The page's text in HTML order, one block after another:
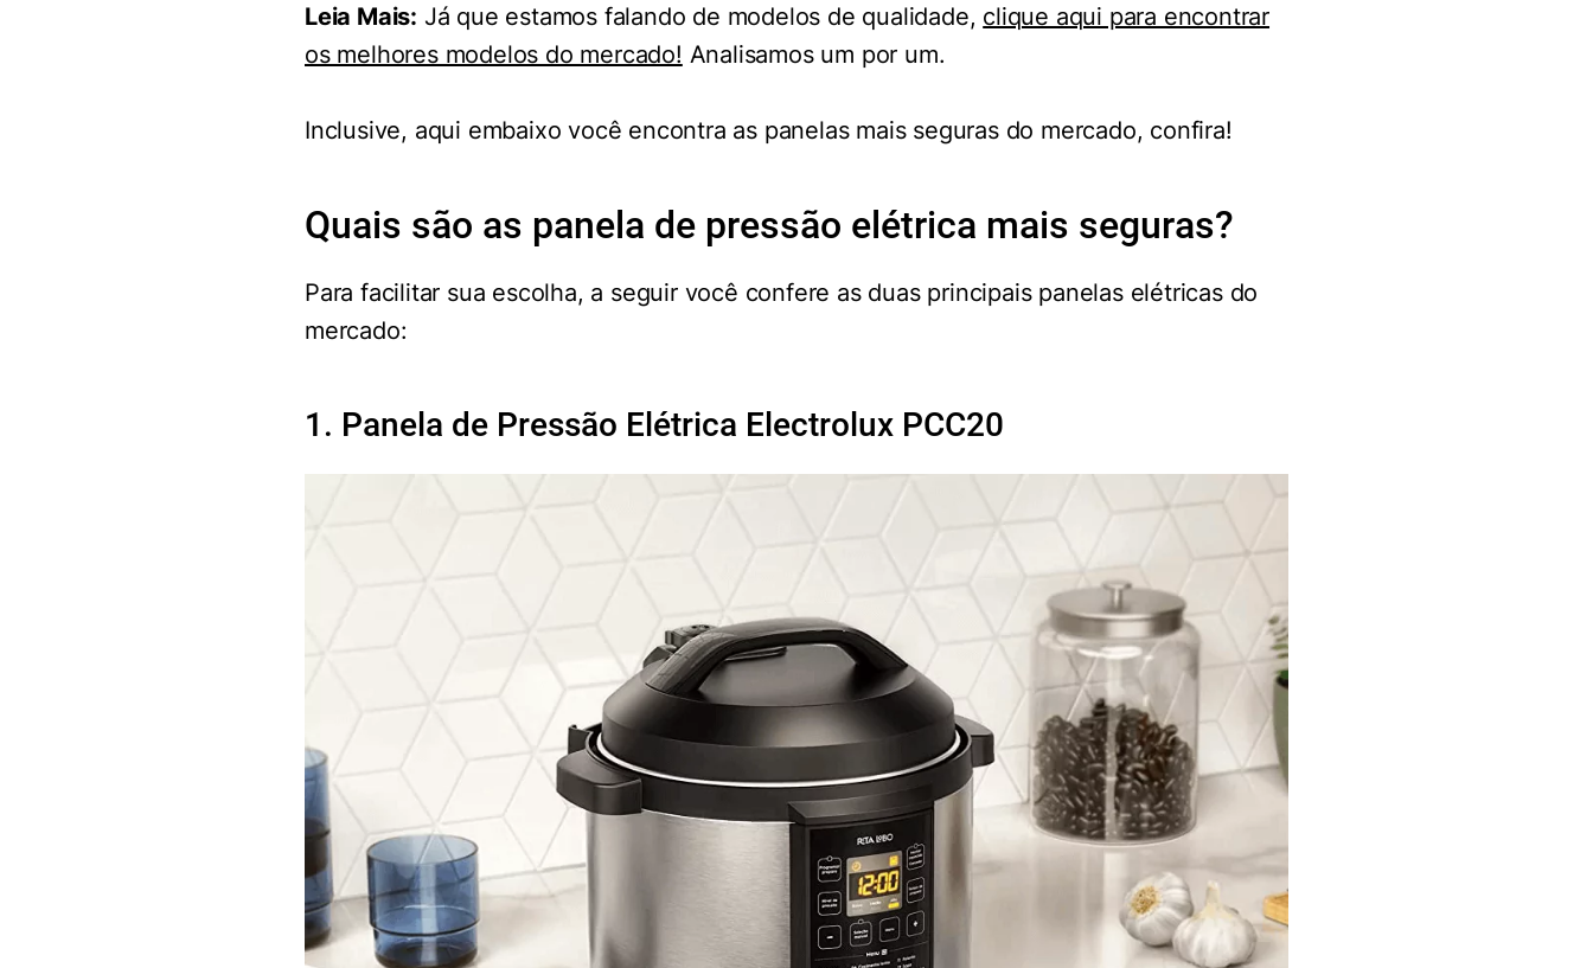
Leia Mais: Já que estamos falando de modelos de qualidade, clique aqui para encontrar
os melhores modelos do mercado! Analisamos um por um.
Inclusive, aqui embaixo você encontra as panelas mais seguras do mercado, confira!
Quais são as panela de pressão elétrica mais seguras?
Para facilitar sua escolha, a seguir você confere as duas principais panelas elétricas do
mercado:
1. Panela de Pressão Elétrica Electrolux PCC20